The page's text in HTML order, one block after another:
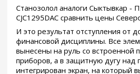
Станозолол аналоги Сыктывкар -
CJC1295DAC сравнить цены
И это результат отступления от
финансовой дисциплины. Все
вынесены на руль со встроенной
приборов, а в защитную дугу над
интегрирован экран, на который